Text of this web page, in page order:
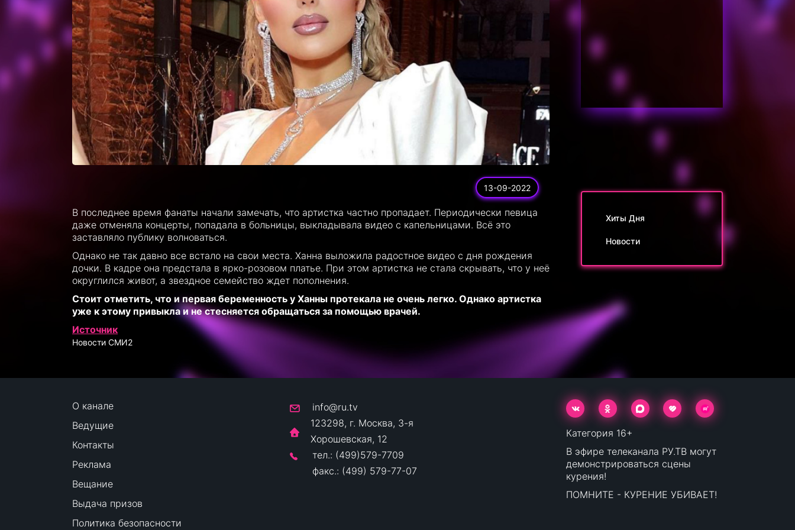
13-09-2022
В последнее время фанаты начали замечать, что артистка частно пропадает. Периодически певица
даже отменяла концерты, попадала в больницы, выкладывала видео с капельницами. Всё это
заставляло публику волноваться.
Однако не так давно все встало на свои места. Ханна выложила радостное видео с дня рождения
дочки. В кадре она предстала в ярко-розовом платье. При этом артистка не стала скрывать, что у неё
округлился живот, а звездное семейство ждет пополнения.
Стоит отметить, что и первая беременность у Ханны протекала не очень легко. Однако артистка
уже к этому привыкла и не стесняется обращаться за помощью врачей.
Источник
Новости СМИ2
Хиты Дня
Новости
О канале
Ведущие
Контакты
Реклама
Вещание
Выдача призов
Политика безопасности
info@ru.tv
123298, г. Москва, 3-я
Хорошевская, 12
тел.: (499)579-7709
факс.: (499) 579-77-07
Категория 16+
В эфире телеканала РУ.ТВ могут
демонстрироваться сцены
курения!
ПОМНИТЕ - КУРЕНИЕ УБИВАЕТ!